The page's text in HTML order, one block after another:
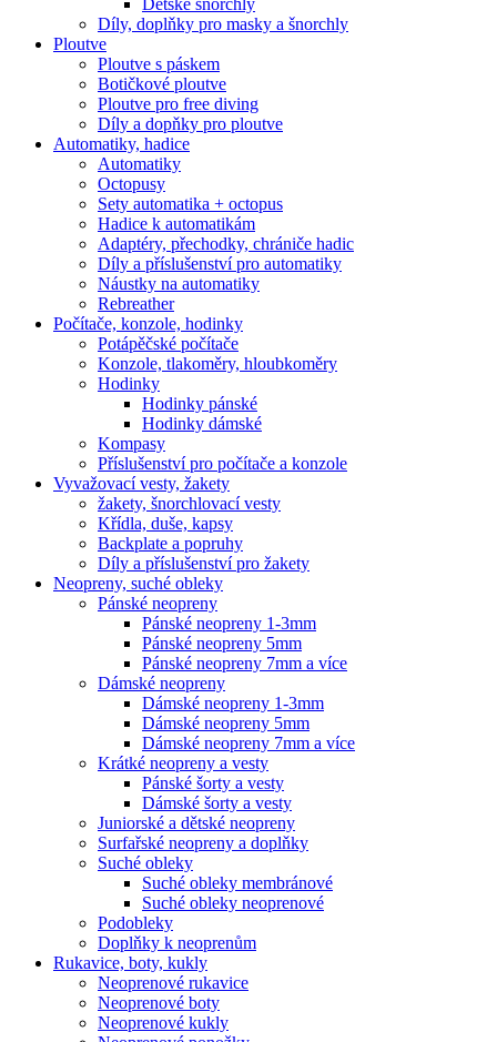
Díly, doplňky pro masky a šnorchly
Ploutve
Ploutve s páskem
Botičkové ploutve
Ploutve pro free diving
Díly a dopňky pro ploutve
Automatiky, hadice
Automatiky
Octopusy
Sety automatika + octopus
Hadice k automatikám
Adaptéry, přechodky, chrániče hadic
Díly a příslušenství pro automatiky
Náustky na automatiky
Rebreather
Počítače, konzole, hodinky
Potápěčské počítače
Konzole, tlakoměry, hloubkoměry
Hodinky
Hodinky pánské
Hodinky dámské
Kompasy
Příslušenství pro počítače a konzole
Vyvažovací vesty, žakety
žakety, šnorchlovací vesty
Křídla, duše, kapsy
Backplate a popruhy
Díly a příslušenství pro žakety
Neopreny, suché obleky
Pánské neopreny
Pánské neopreny 1-3mm
Pánské neopreny 5mm
Pánské neopreny 7mm a více
Dámské neopreny
Dámské neopreny 1-3mm
Dámské neopreny 5mm
Dámské neopreny 7mm a více
Krátké neopreny a vesty
Pánské šorty a vesty
Dámské šorty a vesty
Juniorské a dětské neopreny
Surfařské neopreny a doplňky
Suché obleky
Suché obleky membránové
Suché obleky neoprenové
Podobleky
Doplňky k neoprenům
Rukavice, boty, kukly
Neoprenové rukavice
Neoprenové boty
Neoprenové kukly